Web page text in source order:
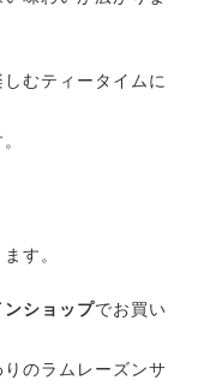
むティータイムに
す。
ショップでお買い
のラムレーズンサ